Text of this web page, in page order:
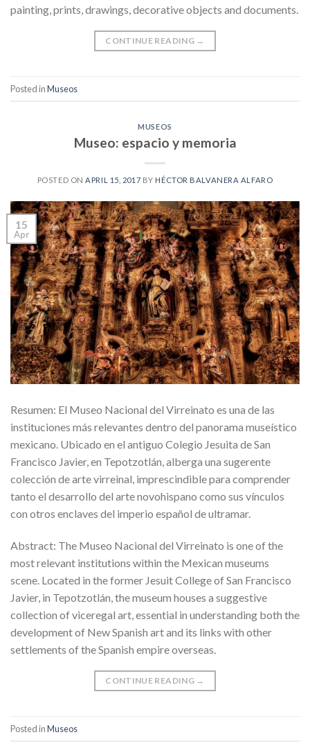
painting, prints, drawings, decorative objects and documents.
CONTINUE READING →
Posted inMuseos
MUSEOS
Museo: espacio y memoria
POSTED ONAPRIL 15, 2017 BY HÉCTOR BALVANERA ALFARO
15
Apr
Resumen: El Museo Nacional del Virreinato es una de las
instituciones más relevantes dentro del panorama museístico
mexicano. Ubicado en el antiguo Colegio Jesuita de San
Francisco Javier, en Tepotzotlán, alberga una sugerente
colección de arte virreinal, imprescindible para comprender
tanto el desarrollo del arte novohispano como sus vínculos
con otros enclaves del imperio español de ultramar.
Abstract: The Museo Nacional del Virreinato is one of the
most relevant institutions within the Mexican museums
scene. Located in the former Jesuit College of San Francisco
Javier, in Tepotzotlán, the museum houses a suggestive
collection of viceregal art, essential in understanding both the
development of New Spanish art and its links with other
settlements of the Spanish empire overseas.
CONTINUE READING →
Posted inMuseos